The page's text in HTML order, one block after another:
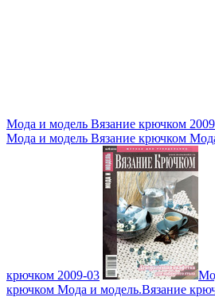
Мода и модель Вязание крючком
Мода и модель Вязание крючком
крючком 2009-03
крючком Мода и модель.Вязание